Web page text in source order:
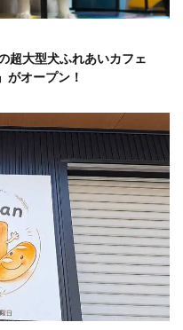
超大型犬ふれあいカフェ
がオープン！